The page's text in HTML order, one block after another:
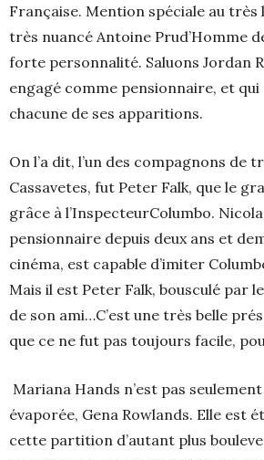
Française. Mention spéciale au
très nuancé Antoine Prud’Homme
forte personnalité. Saluons Jordan
engagé comme pensionnaire, et qui
chacune de ses apparitions.
On l’a dit, l’un des compagnons de
Cassavetes, fut Peter Falk, que le
grâce à l’InspecteurColumbo.
pensionnaire depuis deux ans et
cinéma, est capable d’imiter
Mais il est Peter Falk, bousculé par
de son ami…C’est une très belle
que ce ne fut pas toujours facile,
Mariana Hands n’est pas
évaporée, Gena Rowlands. Elle est
cette partition d’autant plus